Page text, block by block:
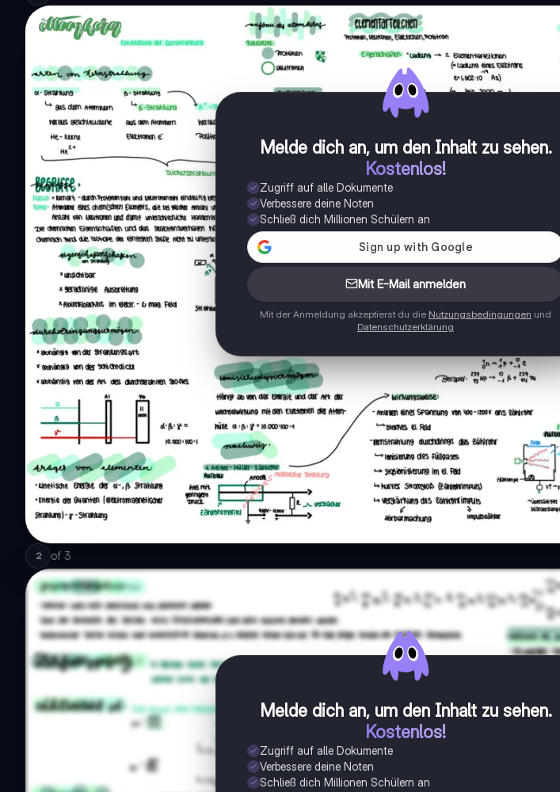
Melde dich an, um den Inhalt zu sehen.
Kostenlos!
Zugriff auf alle Dokumente
Verbessere deine Noten
Schließ dich Millionen Schülern an
Mit E-Mail anmelden
Mit der Anmeldung akzeptierst du die Nutzungsbedingungen und
Datenschutzerklärung
2 of 3
Melde dich an, um den Inhalt zu sehen.
Kostenlos!
Zugriff auf alle Dokumente
Verbessere deine Noten
Schließ dich Millionen Schülern an